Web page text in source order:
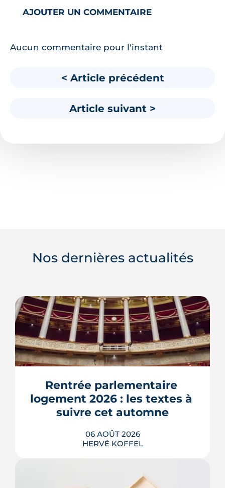
AJOUTER UN COMMENTAIRE
Aucun commentaire pour l'instant
< Article précédent
Article suivant >
Nos dernières actualités
Rentrée parlementaire
logement 2026 : les textes à
suivre cet automne
06 AOÛT 2026
HERVÉ KOFFEL